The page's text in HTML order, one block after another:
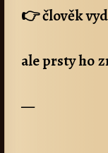
👉 člověk
ale prsty ho
—